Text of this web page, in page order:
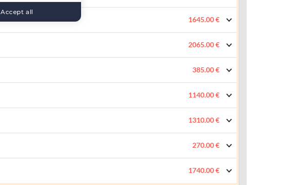
1645.00 €
2065.00 €
385.00 €
1140.00 €
1310.00 €
270.00 €
1740.00 €
Accept all